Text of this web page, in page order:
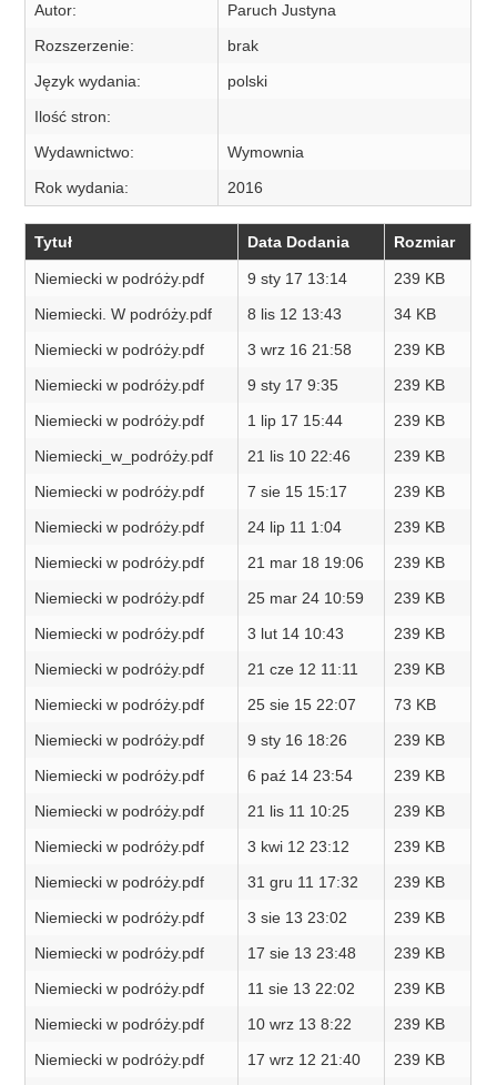
Autor:
Paruch Justyna
Rozszerzenie:
brak
Język wydania:
polski
Ilość stron:
Wydawnictwo:
Wymownia
Rok wydania:
2016
Tytuł Data Dodania Rozmiar
Niemiecki w podróży.pdf 9 sty 17 13:14
239 KB
Niemiecki. W podróży.pdf
8 lis 12 13:43
34 KB
Niemiecki w podróży.pdf
3 wrz 16 21:58
239 KB
Niemiecki w podróży.pdf
9 sty 17 9:35
239 KB
Niemiecki w podróży.pdf
1 lip 17 15:44
239 KB
Niemiecki_w_podróży.pdf
21 lis 10 22:46
239 KB
Niemiecki w podróży.pdf
7 sie 15 15:17
239 KB
Niemiecki w podróży.pdf
24 lip 11 1:04
239 KB
Niemiecki w podróży.pdf
21 mar 18 19:06
239 KB
Niemiecki w podróży.pdf
25 mar 24 10:59
239 KB
Niemiecki w podróży.pdf
3 lut 14 10:43
239 KB
Niemiecki w podróży.pdf
21 cze 12 11:11
239 KB
Niemiecki w podróży.pdf
25 sie 15 22:07
73 KB
Niemiecki w podróży.pdf
9 sty 16 18:26
239 KB
Niemiecki w podróży.pdf
6 paź 14 23:54
239 KB
Niemiecki w podróży.pdf
21 lis 11 10:25
239 KB
Niemiecki w podróży.pdf
3 kwi 12 23:12
239 KB
Niemiecki w podróży.pdf
31 gru 11 17:32
239 KB
Niemiecki w podróży.pdf
3 sie 13 23:02
239 KB
Niemiecki w podróży.pdf
17 sie 13 23:48
239 KB
Niemiecki w podróży.pdf
11 sie 13 22:02
239 KB
Niemiecki w podróży.pdf
10 wrz 13 8:22
239 KB
Niemiecki w podróży.pdf
17 wrz 12 21:40
239 KB